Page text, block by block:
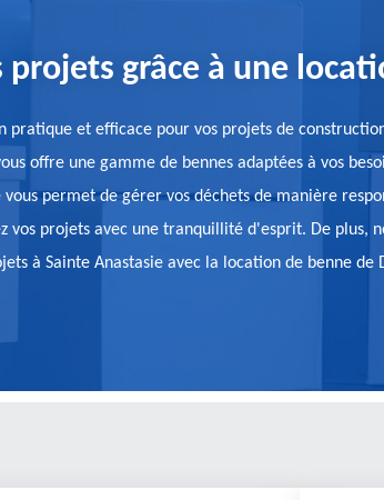
grâce à une
pratique et efficace pour vos projets de
offre une gamme de bennes adaptées à vos
permet de gérer vos déchets de manière
vos projets avec une tranquillité d'esprit. De
à Sainte Anastasie avec la location de benne de